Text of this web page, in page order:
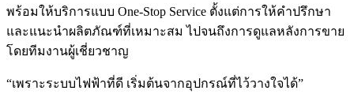
พร้อมให้บริการแบบ One-Stop Service ตั้งแต่การให้คำปรึกษา
และแนะนำผลิตภัณฑ์ที่เหมาะสม ไปจนถึงการดูแลหลังการขาย
โดยทีมงานผู้เชี่ยวชาญ
“เพราะระบบไฟฟ้าที่ดี เริ่มต้นจากอุปกรณ์ที่ไว้วางใจได้”